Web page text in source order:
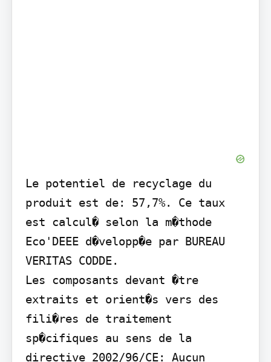
Le potentiel de recyclage du
produit est de: 57,7%. Ce taux
est calcul� selon la m�thode
Eco'DEEE d�velopp�e par BUREAU
VERITAS CODDE.
Les composants devant �tre
extraits et orient�s vers des
fili�res de traitement
sp�cifiques au sens de la
directive 2002/96/CE: Aucun